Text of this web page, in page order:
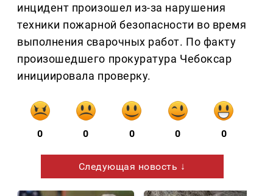
инцидент произошел из-за нарушения
техники пожарной безопасности во время
выполнения сварочных работ. По факту
произошедшего прокуратура Чебоксар
инициировала проверку.
0 0 0 0 0
Следующая новость ↓